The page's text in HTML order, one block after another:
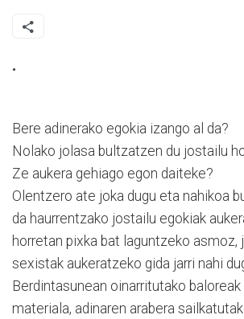
.
Bere adinerako egokia izango al da?
Nolako jolasa bultzatzen du jostailu
Ze aukera gehiago egon daiteke?
Olentzero ate joka dugu eta nahikoa
da haurrentzako jostailu egokiak
horretan pixka bat laguntzeko asmoz,
sexistak aukeratzeko gida jarri nahi
Berdintasunean oinarritutako
materiala, adinaren arabera